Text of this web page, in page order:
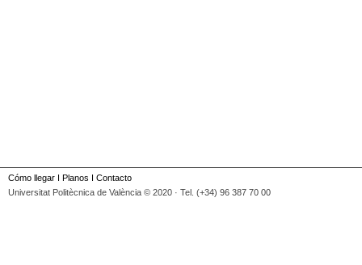
Cómo llegar I Planos I Contacto
Universitat Politècnica de València © 2020 · Tel. (+34) 96 387 70 00